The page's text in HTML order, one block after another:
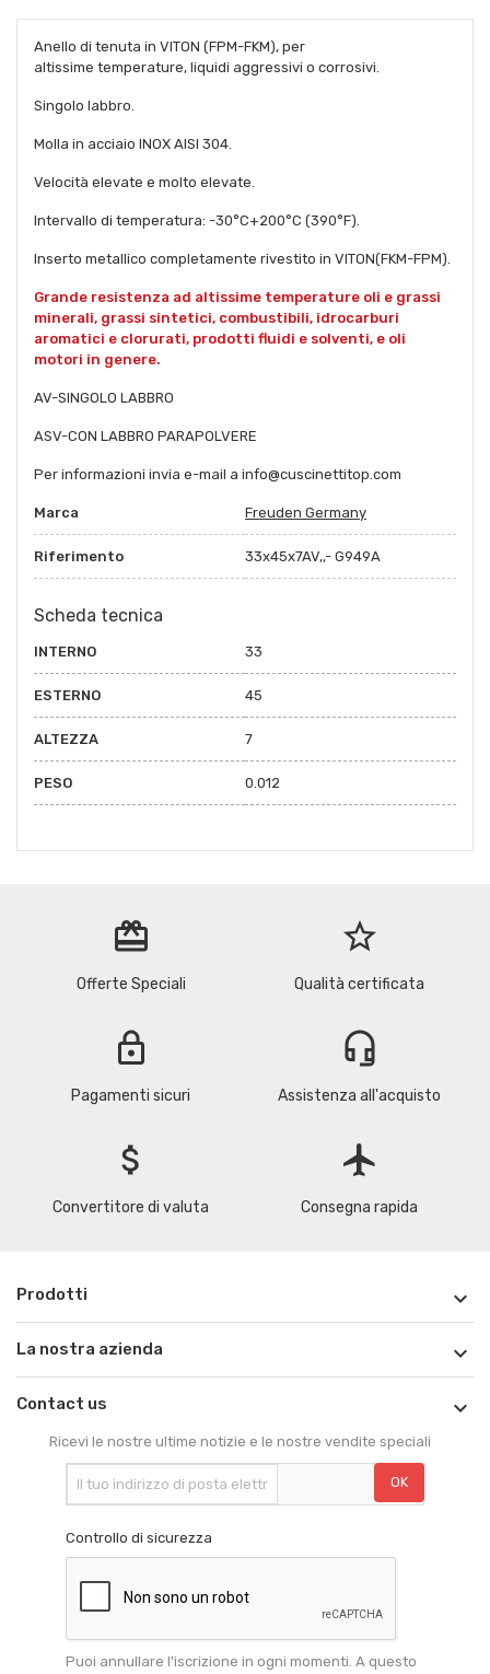
Anello di tenuta in VITON (FPM-FKM), per
altissime temperature, liquidi aggressivi o corrosivi.
Singolo labbro.
Molla in acciaio INOX AISI 304.
Velocità elevate e molto elevate.
Intervallo di temperatura: -30°C+200°C (390°F).
Inserto metallico completamente rivestito in VITON(FKM-FPM).
Grande resistenza ad altissime temperature oli e grassi
minerali, grassi sintetici, combustibili, idrocarburi
aromatici e clorurati, prodotti fluidi e solventi, e oli
motori in genere.
AV-SINGOLO LABBRO
ASV-CON LABBRO PARAPOLVERE
Per informazioni invia e-mail a info@cuscinettitop.com
Marca Freuden Germany
Riferimento 33x45x7AV,,- G949A
Scheda tecnica
INTERNO 33
ESTERNO 45
ALTEZZA 7
PESO 0.012
redeem
Offerte Speciali
star_border
Qualità certificata
lock
Pagamenti sicuri
headset_mic
Assistenza all'acquisto
attach_money
Convertitore di valuta
flight
Consegna rapida
Prodotti 
La nostra azienda 
Contact us 
Ricevi le nostre ultime notizie e le nostre vendite speciali
Controllo di sicurezza
Puoi annullare l'iscrizione in ogni momenti. A questo